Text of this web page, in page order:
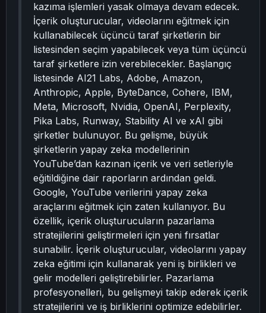
kazıma işlemleri yasak olmaya devam edecek.
İçerik oluşturucular, videolarını eğitmek için
kullanabilecek üçüncü taraf şirketlerin bir
listesinden seçim yapabilecek veya tüm üçüncü
taraf şirketlere izin verebilecekler. Başlangıç
listesinde AI21 Labs, Adobe, Amazon,
Anthropic, Apple, ByteDance, Cohere, IBM,
Meta, Microsoft, Nvidia, OpenAI, Perplexity,
Pika Labs, Runway, Stability AI ve xAI gibi
şirketler bulunuyor. Bu gelişme, büyük
şirketlerin yapay zeka modellerinin
YouTube’dan kazınan içerik ve veri setleriyle
eğitildiğine dair raporların ardından geldi.
Google, YouTube verilerini yapay zeka
araçlarını eğitmek için zaten kullanıyor. Bu
özellik, içerik oluşturucuların pazarlama
stratejilerini geliştirmeleri için yeni fırsatlar
sunabilir. İçerik oluşturucular, videolarını yapay
zeka eğitimi için kullanarak yeni iş birlikleri ve
gelir modelleri geliştirebilirler. Pazarlama
profesyonelleri, bu gelişmeyi takip ederek içerik
stratejilerini ve iş birliklerini optimize edebilirler.